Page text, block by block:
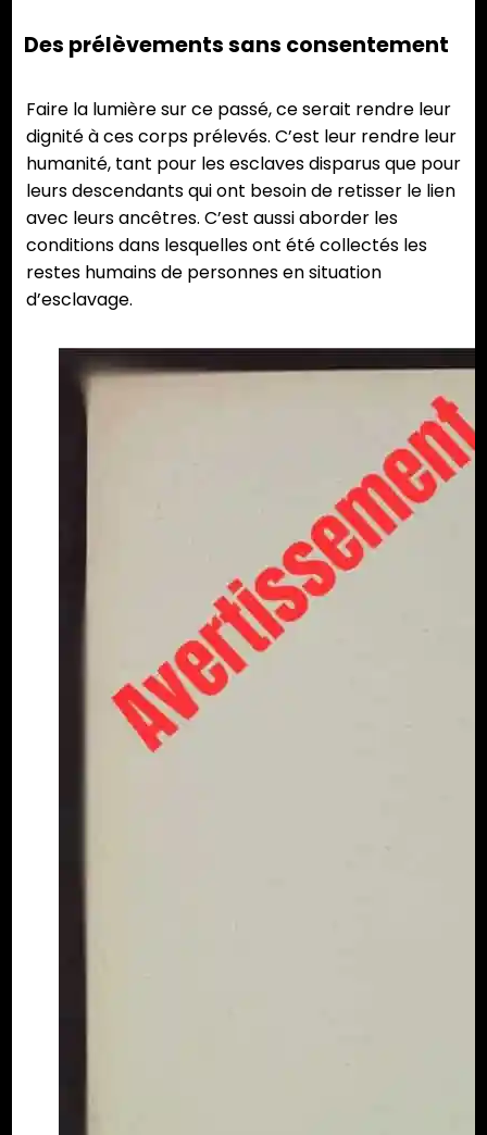
Des prélèvements sans consentement
Faire la lumière sur ce passé, ce serait rendre leur
dignité à ces corps prélevés. C’est leur rendre leur
humanité, tant pour les esclaves disparus que pour
leurs descendants qui ont besoin de retisser le lien
avec leurs ancêtres. C’est aussi aborder les
conditions dans lesquelles ont été collectés les
restes humains de personnes en situation
d’esclavage.